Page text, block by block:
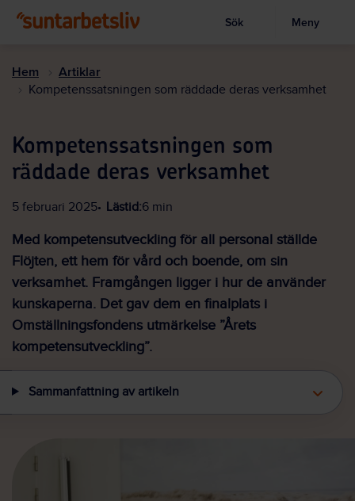
huvudinnehållet
Visa sökruta
Sök Meny
Hem Artiklar
Kompetenssatsningen som räddade deras verksamhet
Kompetenssatsningen som
räddade deras verksamhet
5 februari 2025 Lästid:6 min
Med kompetensutveckling för all personal ställde
Flöjten, ett hem för vård och boende, om sin
verksamhet. Framgången ligger i hur de använder
kunskaperna. Det gav dem en finalplats i
Omställningsfondens utmärkelse ”Årets
kompetensutveckling”.
Sammanfattning av artikeln